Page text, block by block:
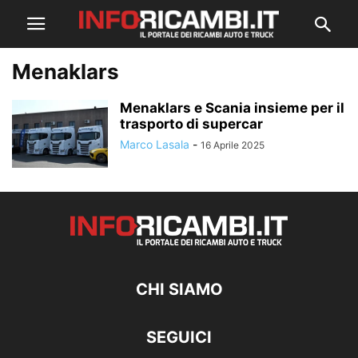
Menaklars
Menaklars e Scania insieme per il
trasporto di supercar
Marco Lasala - 16 Aprile 2025
CHI SIAMO
SEGUICI